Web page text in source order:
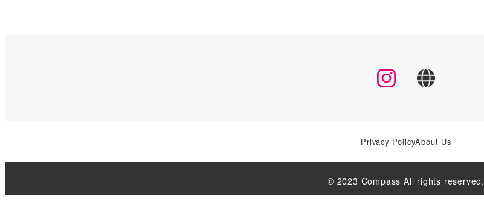
Instagram
Privacy PolicyAbout Us
© 2023 Compass All rights reserved.